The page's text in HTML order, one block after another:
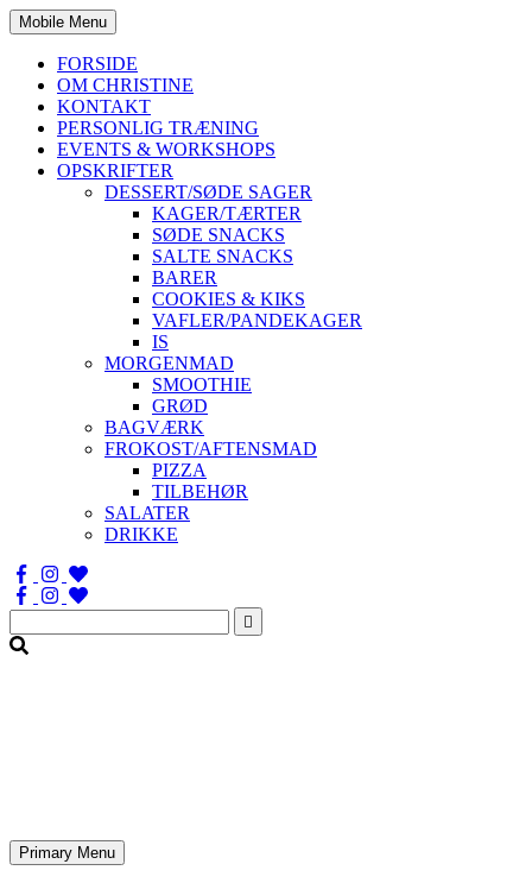
Mobile Menu
FORSIDE
OM CHRISTINE
KONTAKT
PERSONLIG TRÆNING
EVENTS & WORKSHOPS
OPSKRIFTER
DESSERT/SØDE SAGER
KAGER/TÆRTER
SØDE SNACKS
SALTE SNACKS
BARER
COOKIES & KIKS
VAFLER/PANDEKAGER
IS
MORGENMAD
SMOOTHIE
GRØD
BAGVÆRK
FROKOST/AFTENSMAD
PIZZA
TILBEHØR
SALATER
DRIKKE
Søg
efter:
Primary Menu